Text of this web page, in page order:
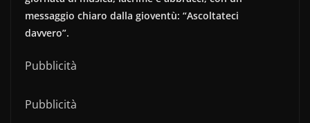
messaggio chiaro dalla gioventù: “Ascoltateci
davvero”.
Pubblicità
Pubblicità